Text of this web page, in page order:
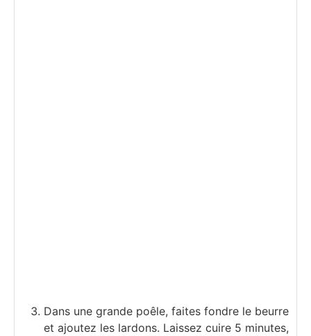
Dans une grande poêle, faites fondre le beurre
et ajoutez les lardons. Laissez cuire 5 minutes,